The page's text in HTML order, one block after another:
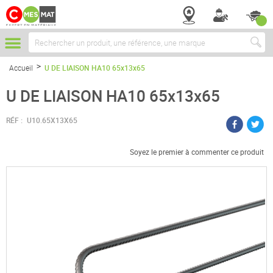
Chercher
Accueil U DE LIAISON HA10 65x13x65
U DE LIAISON HA10 65x13x65
RÉF : U10.65X13X65
Soyez le premier à commenter ce produit
Passer